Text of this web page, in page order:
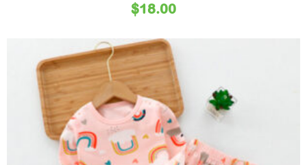
$18.00